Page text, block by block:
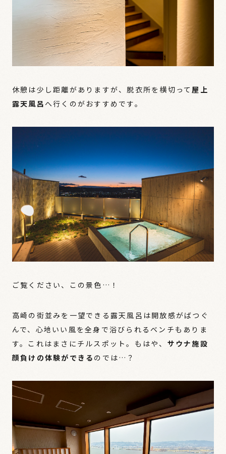
休憩は少し距離がありますが、脱衣所を横切って 屋上
露天風呂 へ行くのがおすすめです。
ご覧ください、この景色…！
高崎の街並みを一望できる露天風呂は開放感がばつぐ
んで、心地いい風を全身で浴びられるベンチもありま
す。これはまさにチルスポット。もはや、 サウナ施設
顔負けの体験ができる のでは…？